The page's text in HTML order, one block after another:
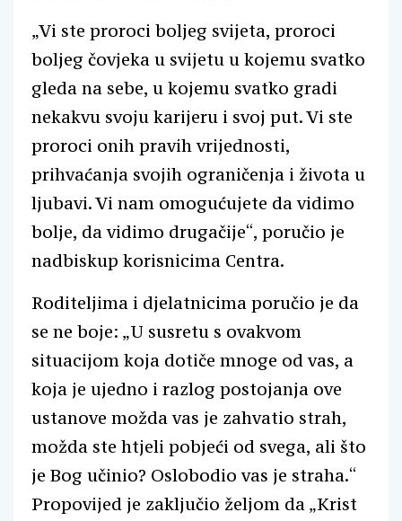
„Vi ste proroci boljeg svijeta, proroci
boljeg čovjeka u svijetu u kojemu svatko
gleda na sebe, u kojemu svatko gradi
nekakvu svoju karijeru i svoj put. Vi ste
proroci onih pravih vrijednosti,
prihvaćanja svojih ograničenja i života u
ljubavi. Vi nam omogućujete da vidimo
bolje, da vidimo drugačije“, poručio je
nadbiskup korisnicima Centra.
Roditeljima i djelatnicima poručio je da
se ne boje: „U susretu s ovakvom
situacijom koja dotiče mnoge od vas, a
koja je ujedno i razlog postojanja ove
ustanove možda vas je zahvatio strah,
možda ste htjeli pobjeći od svega, ali što
je Bog učinio? Oslobodio vas je straha.“
Propovijed je zaključio željom da „Krist